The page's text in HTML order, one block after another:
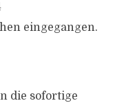
eingegangen.
die sofortige